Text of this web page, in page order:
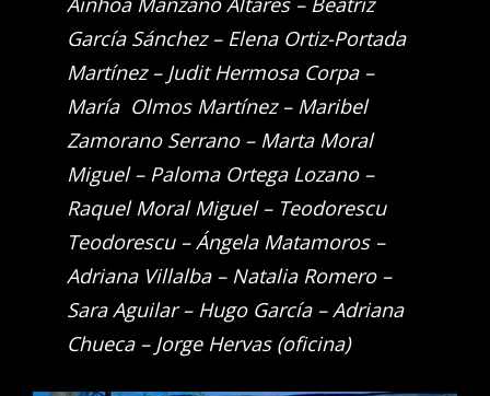
García Sánchez – Elena Ortiz-Portada
Martínez – Judit Hermosa Corpa –
María Olmos Martínez – Maribel
Zamorano Serrano – Marta Moral
Miguel – Paloma Ortega Lozano –
Raquel Moral Miguel – Teodorescu
Teodorescu – Ángela Matamoros –
Adriana Villalba – Natalia Romero –
Sara Aguilar – Hugo García – Adriana
Chueca – Jorge Hervas (oficina)